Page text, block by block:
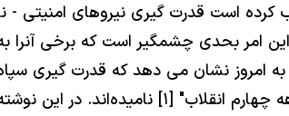
كرده است قدرت گيرى نيروهاى امنيتى -
بحدى چشمگير است كه برخى آنرا به
امروز نشان مى دهد كه قدرت گيرى
طرحى صورت گرفته است كه برخى از كنشگران سياسى آنرا طرح